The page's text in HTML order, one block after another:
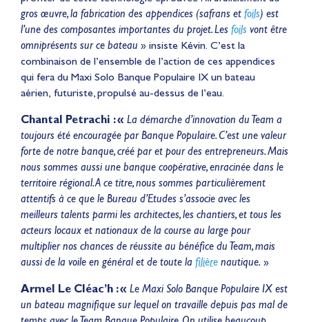
gros œuvre, la fabrication des appendices (safrans et foils) est
l’une des composantes importantes du projet. Les foils vont être
omniprésents sur ce bateau » insiste Kévin. C’est la
combinaison de l’ensemble de l’action de ces appendices
qui fera du Maxi Solo Banque Populaire IX un bateau
aérien, futuriste, propulsé au-dessus de l’eau.
Chantal Petrachi : « La démarche d’innovation du Team a
toujours été encouragée par Banque Populaire. C’est une valeur
forte de notre banque, créé par et pour des entrepreneurs. Mais
nous sommes aussi une banque coopérative, enracinée dans le
territoire régional. A ce titre, nous sommes particulièrement
attentifs à ce que le Bureau d’Etudes s’associe avec les
meilleurs talents parmi les architectes, les chantiers, et tous les
acteurs locaux et nationaux de la course au large pour
multiplier nos chances de réussite au bénéfice du Team, mais
aussi de la voile en général et de toute la filière nautique. »
Armel Le Cléac’h : « Le Maxi Solo Banque Populaire IX est
un bateau magnifique sur lequel on travaille depuis pas mal de